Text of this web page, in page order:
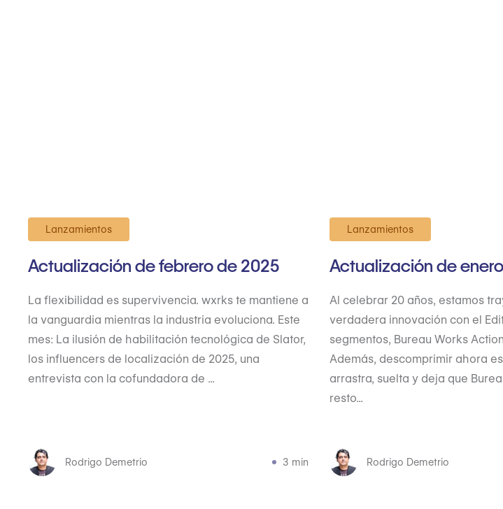
Lanzamientos
Actualización de febrero de 2025
La flexibilidad es supervivencia. wxrks te mantiene a
la vanguardia mientras la industria evoluciona. Este
mes: La ilusión de habilitación tecnológica de Slator,
los influencers de localización de 2025, una
entrevista con la cofundadora de ...
Rodrigo Demetrio 3 min
Lanzamientos
Actualización de
Al celebrar 20 años, estamos
verdadera innovación con el
segmentos, Bureau Works
Además, descomprimir ahora
arrastra, suelta y deja que
resto...
Rodrigo Demetrio